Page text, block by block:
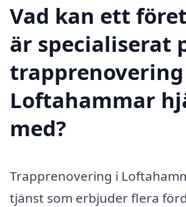
Vad kan ett
är specialiserat
Loftahammar
med?
Trapprenovering i
tjänst som erbjuder flera